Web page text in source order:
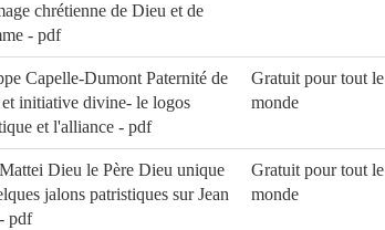
chrétienne de Dieu et de
- pdf
Capelle-Dumont Paternité de
initiative divine- le logos
et l'alliance - pdf
Gratuit pour tout le
monde
Dieu le Père Dieu unique
jalons patristiques sur Jean
pdf
Gratuit pour tout le
monde